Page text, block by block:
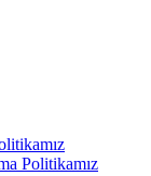
Politikamız